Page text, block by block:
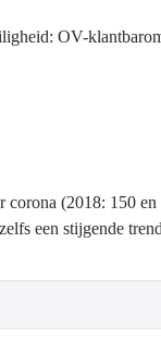
OV-
(2018: 150
een stijgende